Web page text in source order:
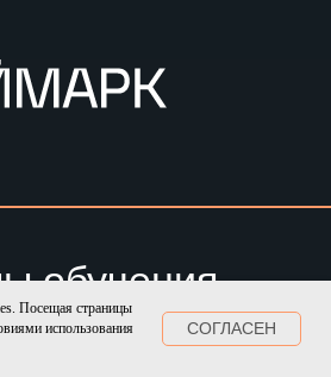
Посещая страницы
использования
СОГЛАСЕН